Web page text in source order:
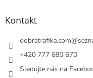
Kontakt
dobratrafika.com@
+420 777 680 670
Sledujte nás na